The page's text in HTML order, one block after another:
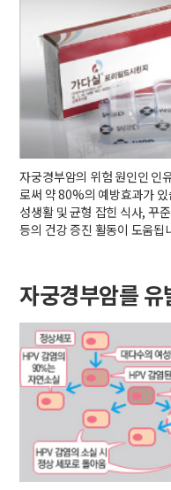
자궁경부암의 위험 원인인 인
로써 약 80%의 예방효과가
성생활 및 균형 잡힌 식사, 꾸
등의 건강 증진 활동이 도움됩
자궁경부암를